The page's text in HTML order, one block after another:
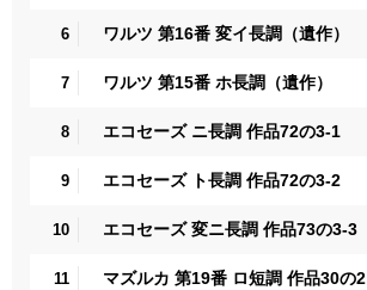
6 ワルツ 第16番 変イ長調（遺作）
7 ワルツ 第15番 ホ長調（遺作）
8 エコセーズ ニ長調 作品72の3-1
9 エコセーズ ト長調 作品72の3-2
10 エコセーズ 変ニ長調 作品73の3-3
11 マズルカ 第19番 ロ短調 作品30の2